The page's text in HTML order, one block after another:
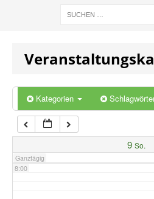
Kategorien
9 So.
Ganztägig
5:00
7:00
8:00